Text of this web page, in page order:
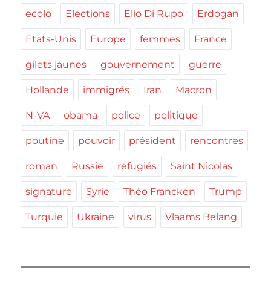
ecolo Elections Elio Di Rupo Erdogan
Etats-Unis Europe femmes France
gilets jaunes gouvernement guerre
Hollande immigrés Iran Macron
N-VA obama police politique
poutine pouvoir président rencontres
roman Russie réfugiés Saint Nicolas
signature Syrie Théo Francken Trump
Turquie Ukraine virus Vlaams Belang